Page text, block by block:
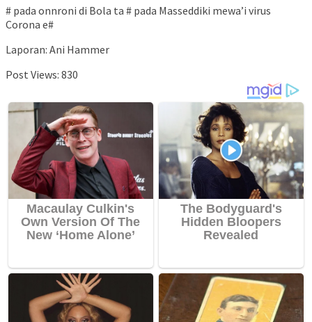
# pada onnroni di Bola ta # pada Masseddiki mewa’i virus
Corona e#
Laporan: Ani Hammer
Post Views: 830